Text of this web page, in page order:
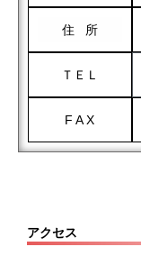
住 所
ＴＥＬ
F A X
アクセス